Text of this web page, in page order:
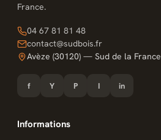
France.
04 67 81 81 48
contact@sudbois.fr
Avèze (30120) — Sud de la France
f Y P I in
Informations